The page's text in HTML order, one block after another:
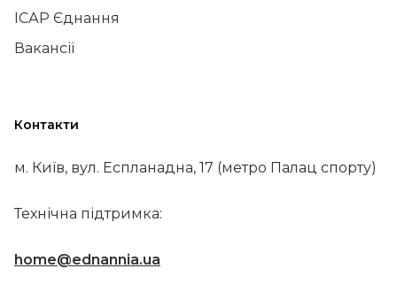
ІСАР Єднання
Вакансії
Контакти
м. Київ, вул. Еспланадна, 17 (метро Палац спорту)
Технічна підтримка:
home@ednannia.ua